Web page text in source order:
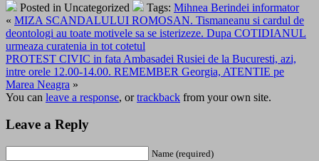
Posted in Uncategorized Tags: Mihnea Berindei informator
« MIZA SCANDALULUI ROMOSAN. Tismaneanu si cardul de
deontologi au toate motivele sa se isterizeze. Dupa COTIDIANUL
urmeaza curatenia in tot cotetul
PROTEST CIVIC in fata Ambasadei Rusiei de la Bucuresti, azi,
intre orele 12.00-14.00. REMEMBER Georgia, ATENTIE pe
Marea Neagra »
You can leave a response, ortrackback from your own site.
Leave a Reply
Name (required)